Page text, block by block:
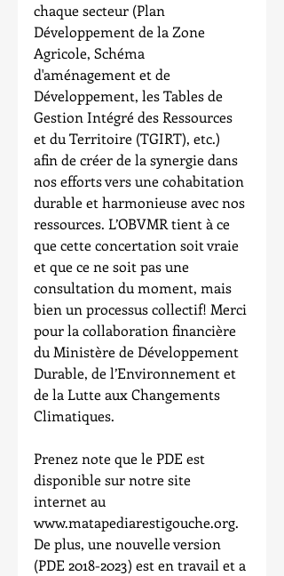
chaque secteur (Plan
Développement de la Zone
Agricole, Schéma
d'aménagement et de
Développement, les Tables de
Gestion Intégré des Ressources
et du Territoire (TGIRT), etc.)
afin de créer de la synergie dans
nos efforts vers une cohabitation
durable et harmonieuse avec nos
ressources. L’OBVMR tient à ce
que cette concertation soit vraie
et que ce ne soit pas une
consultation du moment, mais
bien un processus collectif! Merci
pour la collaboration financière
du Ministère de Développement
Durable, de l’Environnement et
de la Lutte aux Changements
Climatiques.
Prenez note que le PDE est
disponible sur notre site
internet au
www.matapediarestigouche.org.
De plus, une nouvelle version
(PDE 2018-2023) est en travail et a